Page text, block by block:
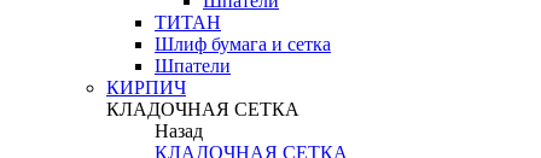
ТИТАН
Шлиф бумага и сетка
Шпатели
КИРПИЧ
КЛАДОЧНАЯ СЕТКА
Назад
КЛАДОЧНАЯ СЕТКА